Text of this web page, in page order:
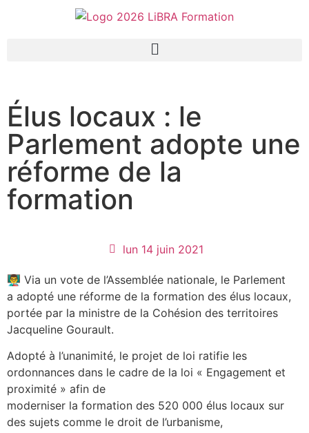
Élus locaux : le
Parlement adopte une
réforme de la
formation
lun 14 juin 2021
👨‍🏫 Via un vote de l’Assemblée nationale, le Parlement
a adopté une réforme de la formation des élus locaux,
portée par la ministre de la Cohésion des territoires
Jacqueline Gourault.
Adopté à l’unanimité, le projet de loi ratifie les
ordonnances dans le cadre de la loi « Engagement et
proximité » afin de
moderniser la formation des 520 000 élus locaux sur
des sujets comme le droit de l’urbanisme,